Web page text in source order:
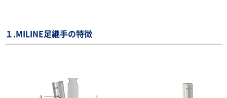
１.MILINE足継手の特徴